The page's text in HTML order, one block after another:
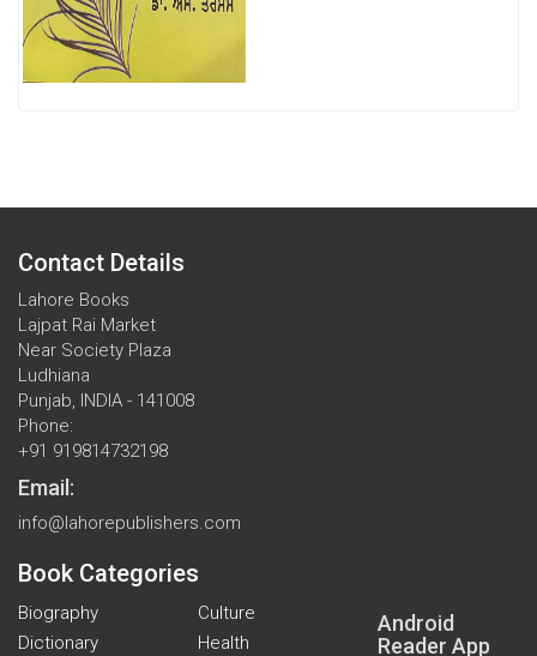
Contact Details
Lahore Books
Lajpat Rai Market
Near Society Plaza
Ludhiana
Punjab, INDIA - 141008
Phone:
+91 919814732198
Email:
info@lahorepublishers.com
Book Categories
Biography
Culture
Dictionary
Health
Android
Reader App